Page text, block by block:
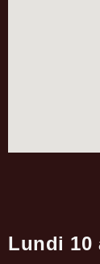
Lundi 10